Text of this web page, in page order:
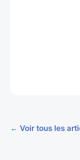
← Voir tous les